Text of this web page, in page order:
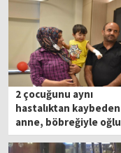
2 çocuğunu aynı
hastalıktan kaybeden
anne, böbreğiyle oğlu
Doruk'a hayat verdi